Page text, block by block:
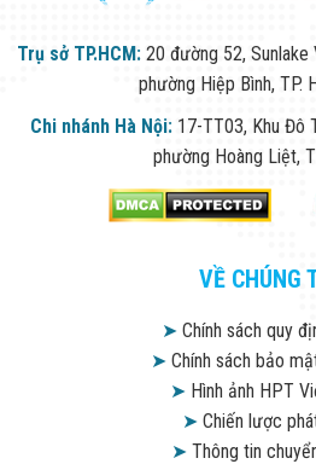
Trụ sở TP.HCM: 20 đường 52, Sunlake
phường Hiệp Bình, TP.
Chi nhánh Hà Nội: 17-TT03, Khu Đô
phường Hoàng Liệt,
VỀ CHÚNG
➤Chính sách quy
➤Chính sách bảo
➤ Hình ảnh HPT
➤Chiến lược
➤Thông tin